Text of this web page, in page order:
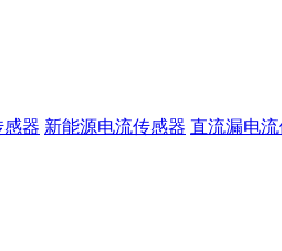
感器 新能源电流传感器 直流漏电流